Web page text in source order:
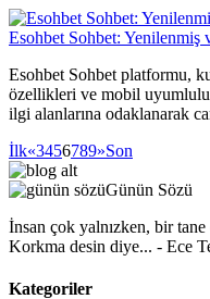
Esohbet Sohbet: Yenilenmiş
Esohbet Sohbet platformu,
özellikleri ve mobil
ilgi alanlarına odaklanarak
İlk«3456789»Son
Günün Sözü
İnsan çok yalnızken, bir
Korkma desin diye... - Ece
Kategoriler